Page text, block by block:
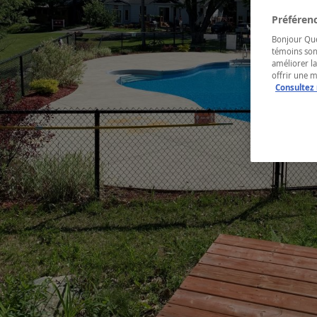
Bonjour
témoins
améliorer
offrir une